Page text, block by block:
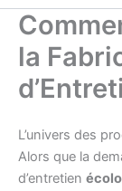
la
L’univers des
Alors que la
d’entretien